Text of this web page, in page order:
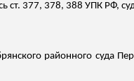
ст. 377, 378, 388 УПК РФ,
районного суда